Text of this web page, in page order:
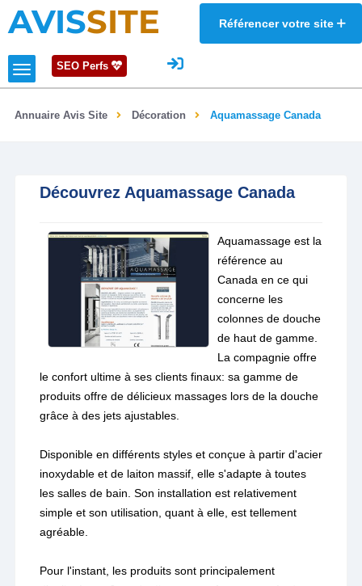
AVISSITE Référencer votre site
SEO Perfs
Annuaire Avis Site Décoration Aquamassage Canada
Découvrez Aquamassage Canada
Aquamassage est la
référence au
Canada en ce qui
concerne les
colonnes de douche
de haut de gamme.
La compagnie offre
le confort ultime à ses clients finaux: sa gamme de
produits offre de délicieux massages lors de la douche
grâce à des jets ajustables.
Disponible en différents styles et conçue à partir d'acier
inoxydable et de laiton massif, elle s'adapte à toutes
les salles de bain. Son installation est relativement
simple et son utilisation, quant à elle, est tellement
agréable.
Pour l'instant, les produits sont principalement